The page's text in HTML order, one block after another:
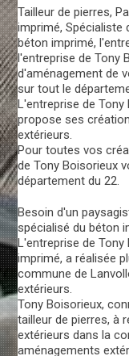
Tailleur de pierres,
imprimé, Spécialiste
béton imprimé,
l'entreprise de Tony
d'aménagement de
sur tout le
L'entreprise de Tony
propose ses
extérieurs.
Pour toutes vos
de Tony Boisorieux
département du 22.
Besoin d'un
spécialisé du béton
L'entreprise de
imprimé, a réalisée
commune de
extérieurs.
Tony Boisorieux,
tailleur de pierres, à
extérieurs dans la
aménagements